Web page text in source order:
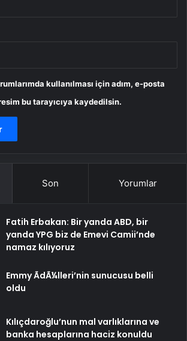
kullanılması için adım, e-posta
bu tarayıcıya kaydedilsin.
Son Yorumlar
Fatih Erbakan: Bir yanda ABD, bir
yanda YPG biz de Emevi Camii’nde
namaz kılıyoruz
Emmy ÃdÃ¼lleri’nin sunucusu belli
oldu
Kılıçdaroğlu’nun mal varlıklarına ve
banka hesaplarına haciz konuldu